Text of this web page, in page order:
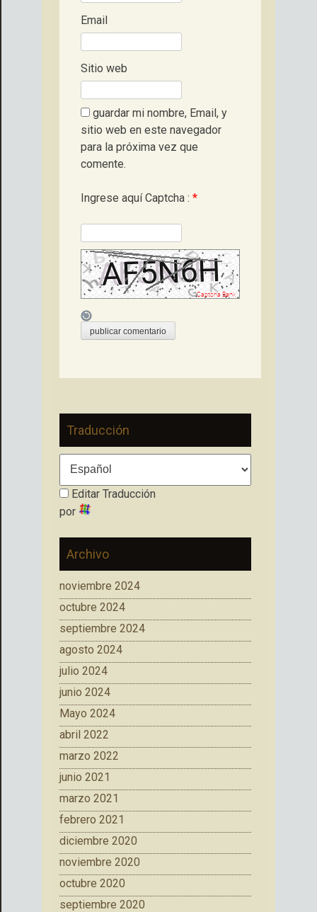
Email
Sitio web
guardar mi nombre, Email, y
sitio web en este navegador
para la próxima vez que
comente.
Ingrese aquí Captcha : *
Traducción
Editar Traducción
por
Archivo
noviembre 2024
octubre 2024
septiembre 2024
agosto 2024
julio 2024
junio 2024
Mayo 2024
abril 2022
marzo 2022
junio 2021
marzo 2021
febrero 2021
diciembre 2020
noviembre 2020
octubre 2020
septiembre 2020